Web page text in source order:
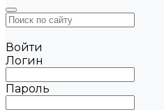
Войти
Логин
Пароль